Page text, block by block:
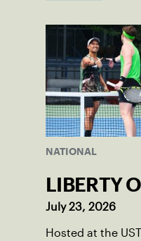
NATIONAL
LIBERTY
July 23, 2026
Hosted at the